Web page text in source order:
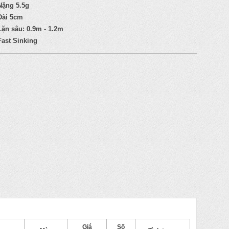
5.5g
5cm
sâu: 0.9m - 1.2m
Sinking
Giá Số